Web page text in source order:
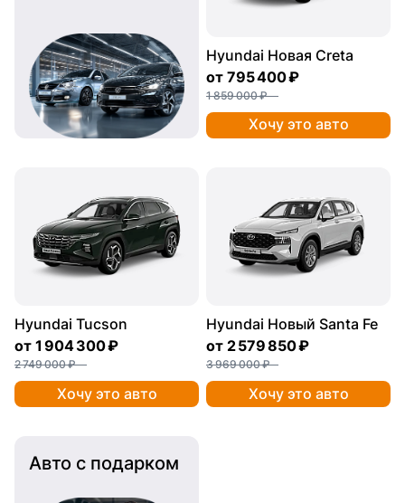
Hyundai Новая Creta
от 795 400 ₽
1 859 000 ₽
Хочу это авто
Hyundai Tucson
от 1 904 300 ₽
2 749 000 ₽
Хочу это авто
Hyundai Новый Santa Fe
от 2 579 850 ₽
3 969 000 ₽
Хочу это авто
Авто с подарком